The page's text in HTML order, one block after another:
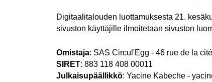
Digitaalitalouden luottamuksesta 21.
sivuston käyttäjille ilmoitetaan sivuston
Omistaja: SAS Circul'Egg - 46 rue de la
SIRET: 883 118 408 00011
Julkaisupäällikkö: Yacine Kabeche -